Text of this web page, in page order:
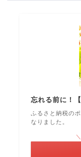
忘れる前に！
ふるさと納税の
なりました。